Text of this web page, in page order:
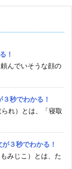
！
んでいそうな顔の
秒でわかる！
れ）とは、「寝取
３秒でわかる！
みじこ）とは、た